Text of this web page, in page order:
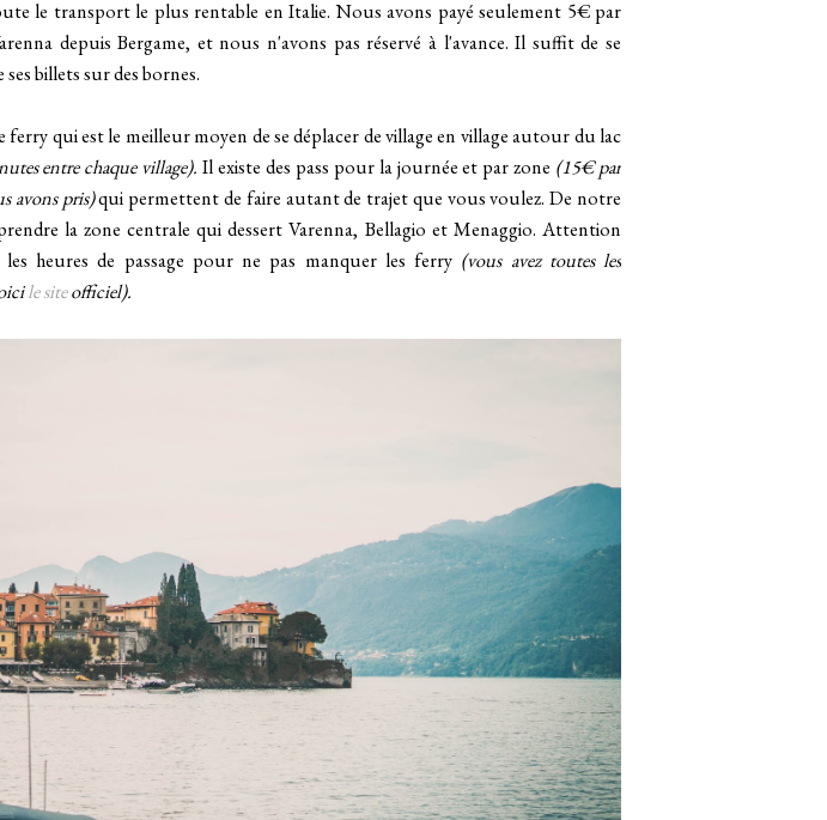
le transport le plus rentable en Italie. Nous avons payé seulement 5€ par
depuis Bergame, et nous n'avons pas réservé à l'avance. Il suffit de se
billets sur des bornes.
ferry qui est le meilleur moyen de se déplacer de village en village autour du lac
entre chaque village). Il existe des pass pour la journée et par zone (15€ par
avons pris)qui permettent de faire autant de trajet que vous voulez. De notre
la zone centrale qui dessert Varenna, Bellagio et Menaggio. Attention
heures de passage pour ne pas manquer les ferry (vous avez toutes les
le siteofficiel).